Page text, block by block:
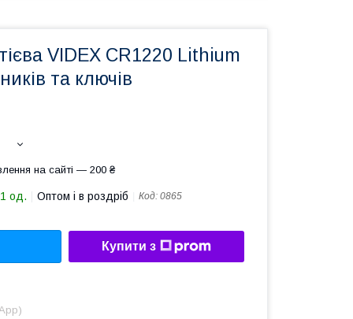
VIDEX CR1220 Lithium
та ключів
на сайті — 200 ₴
од. Оптом і в роздріб Код: 0865
Купити з